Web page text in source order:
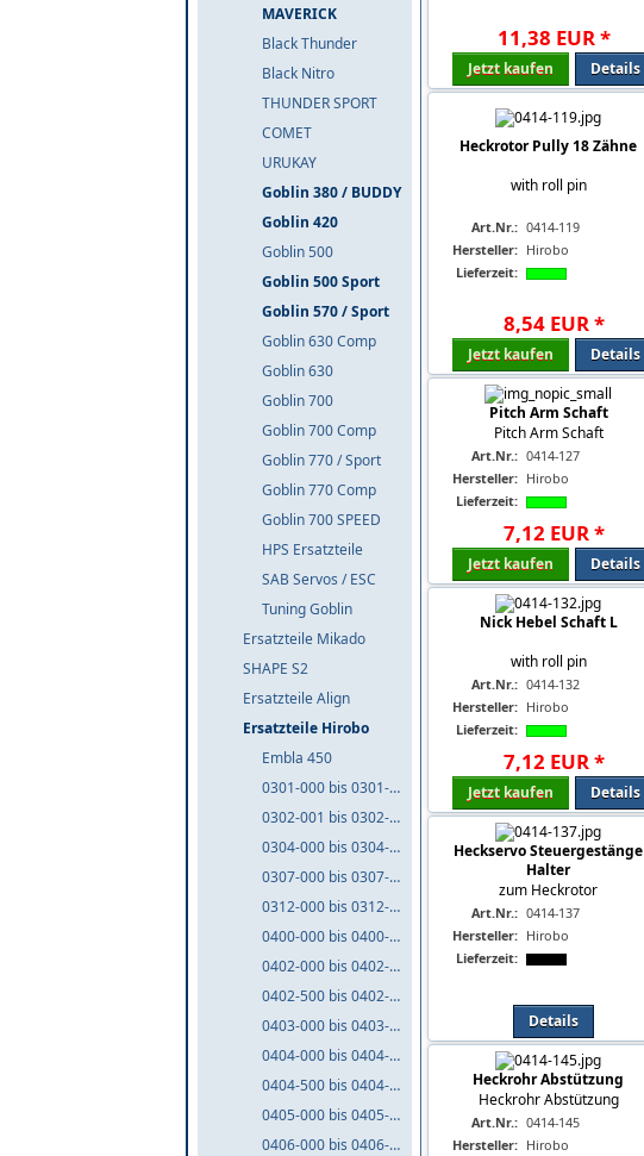
MAVERICK
Black Thunder
Black Nitro
THUNDER SPORT
COMET
URUKAY
Goblin 380 / BUDDY
Goblin 420
Goblin 500
Goblin 500 Sport
Goblin 570 / Sport
Goblin 630 Comp
Goblin 630
Goblin 700
Goblin 700 Comp
Goblin 770 / Sport
Goblin 770 Comp
Goblin 700 SPEED
HPS Ersatzteile
SAB Servos / ESC
Tuning Goblin
Ersatzteile Mikado
SHAPE S2
Ersatzteile Align
Ersatzteile Hirobo
Embla 450
0301-000 bis 0301-999
0302-001 bis 0302-999
0304-000 bis 0304-999
0307-000 bis 0307-999
0312-000 bis 0312-999
0400-000 bis 0400-999
0402-000 bis 0402-499
0402-500 bis 0402-999
0403-000 bis 0403-999
0404-000 bis 0404-499
0404-500 bis 0404-999
0405-000 bis 0405-999
0406-000 bis 0406-999
11,38 EUR*
Jetzt kaufen Details
Heckrotor Pully 18 Zähne
with roll pin
Art.Nr.: 0414-119
Hersteller: Hirobo
Lieferzeit:
8,54 EUR*
Jetzt kaufen Details
Pitch Arm Schaft
Pitch Arm Schaft
Art.Nr.: 0414-127
Hersteller: Hirobo
Lieferzeit:
7,12 EUR*
Jetzt kaufen Details
Nick Hebel Schaft L
with roll pin
Art.Nr.: 0414-132
Hersteller: Hirobo
Lieferzeit:
7,12 EUR*
Jetzt kaufen Details
Heckservo Steuergestänge
Halter
zum Heckrotor
Art.Nr.: 0414-137
Hersteller: Hirobo
Lieferzeit:
Details
Heckrohr Abstützung
Heckrohr Abstützung
Art.Nr.: 0414-145
Hersteller: Hirobo